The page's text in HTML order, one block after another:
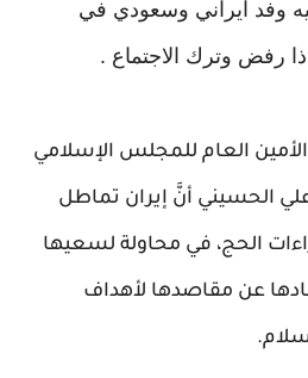
وفد ايراني وسعودي في
رفض وترك الاجتماع .
العام للمجلس الإسلامي
الحسيني أنَّ إيران تماطل
الحج، في محاولة لسعيها
عن مقاصدها لأهداف